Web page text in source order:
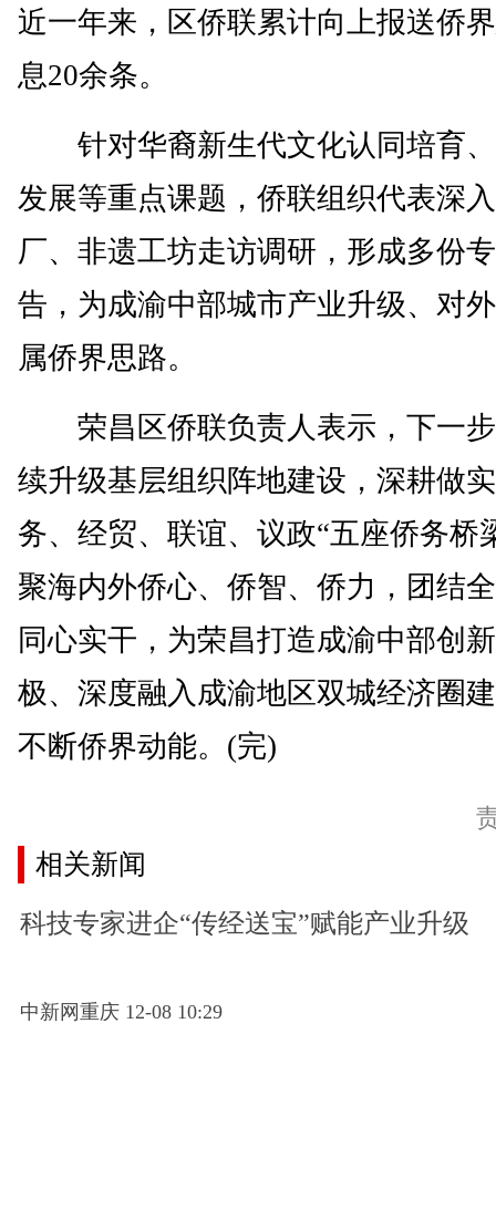
近一年来，区侨联累计向上报送侨
息20余条。
针对华裔新生代文化认同培育、
发展等重点课题，侨联组织代表深
厂、非遗工坊走访调研，形成多份
告，为成渝中部城市产业升级、对
属侨界思路。
荣昌区侨联负责人表示，下一步
续升级基层组织阵地建设，深耕做
务、经贸、联谊、议政“五座侨务桥
聚海内外侨心、侨智、侨力，团结
同心实干，为荣昌打造成渝中部创
极、深度融入成渝地区双城经济圈
不断侨界动能。(完)
相关新闻
科技专家进企“传经送宝”赋能产业升级
中新网重庆 12-08 10:29